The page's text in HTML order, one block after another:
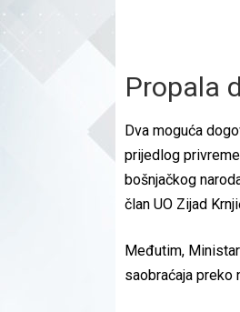
Propala
Dva moguća
prijedlog
bošnjačkog
član UO Zijad
Međutim,
saobraćaja preko